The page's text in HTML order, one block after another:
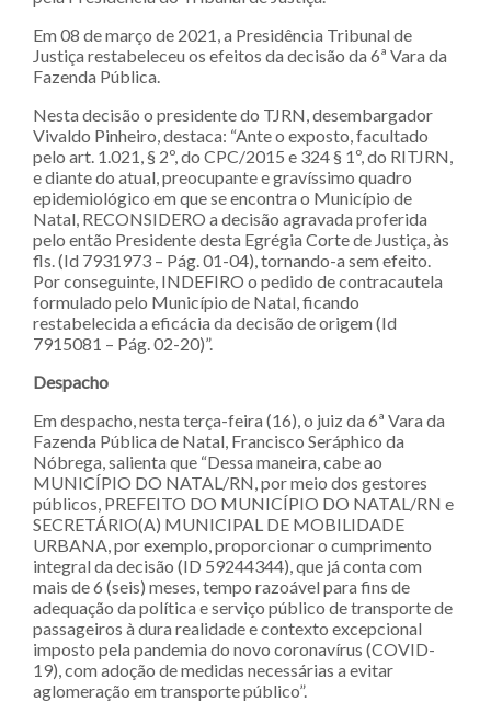
Em 08 de março de 2021, a Presidência Tribunal de
Justiça restabeleceu os efeitos da decisão da 6ª Vara da
Fazenda Pública.
Nesta decisão o presidente do TJRN, desembargador
Vivaldo Pinheiro, destaca: “Ante o exposto, facultado
pelo art. 1.021, § 2º, do CPC/2015 e 324 § 1º, do RITJRN,
e diante do atual, preocupante e gravíssimo quadro
epidemiológico em que se encontra o Município de
Natal, RECONSIDERO a decisão agravada proferida
pelo então Presidente desta Egrégia Corte de Justiça, às
fls. (Id 7931973 – Pág. 01-04), tornando-a sem efeito.
Por conseguinte, INDEFIRO o pedido de contracautela
formulado pelo Município de Natal, ficando
restabelecida a eficácia da decisão de origem (Id
7915081 – Pág. 02-20)”.
Despacho
Em despacho, nesta terça-feira (16), o juiz da 6ª Vara da
Fazenda Pública de Natal, Francisco Seráphico da
Nóbrega, salienta que “Dessa maneira, cabe ao
MUNICÍPIO DO NATAL/RN, por meio dos gestores
públicos, PREFEITO DO MUNICÍPIO DO NATAL/RN e
SECRETÁRIO(A) MUNICIPAL DE MOBILIDADE
URBANA, por exemplo, proporcionar o cumprimento
integral da decisão (ID 59244344), que já conta com
mais de 6 (seis) meses, tempo razoável para fins de
adequação da política e serviço público de transporte de
passageiros à dura realidade e contexto excepcional
imposto pela pandemia do novo coronavírus (COVID-
19), com adoção de medidas necessárias a evitar
aglomeração em transporte público”.